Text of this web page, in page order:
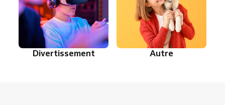
Divertissement Autre